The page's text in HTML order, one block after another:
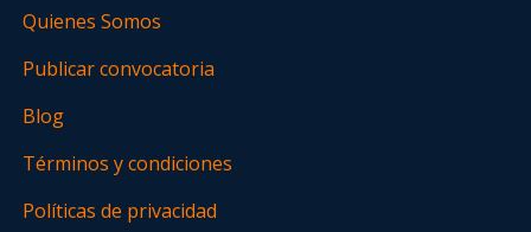
Quienes Somos
Publicar convocatoria
Blog
Términos y condiciones
Políticas de privacidad